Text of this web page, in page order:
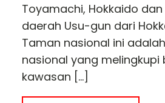
Toyamachi, Hokkaido
daerah Usu-gun dari
Taman nasional ini
nasional yang melingkupi
kawasan […]